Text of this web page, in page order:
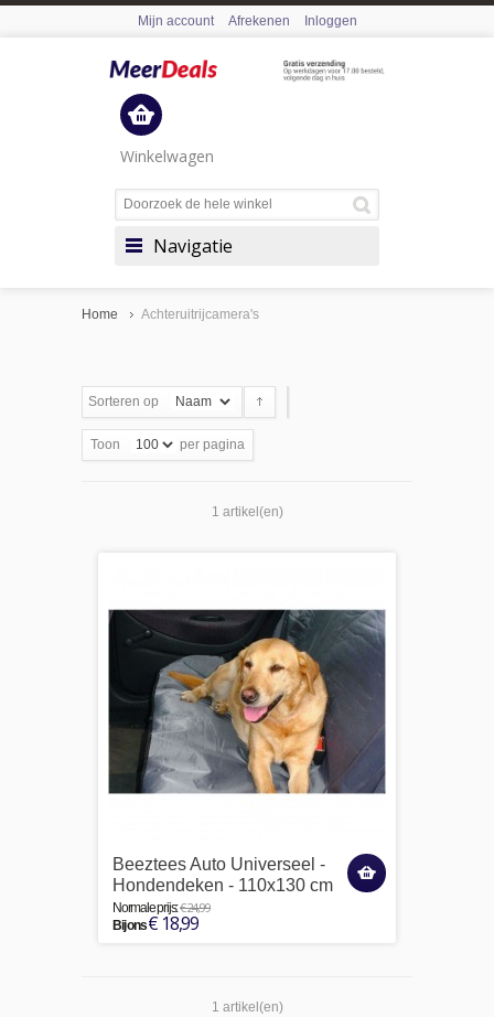
Mijn account Afrekenen Inloggen
Winkelwagen
Navigatie
Home Achteruitrijcamera's
Sorteren op
Toon per pagina
1 artikel(en)
Beeztees Auto Universeel -
Hondendeken - 110x130 cm
Normale prijs:€ 24,99
Bij ons€ 18,99
1 artikel(en)